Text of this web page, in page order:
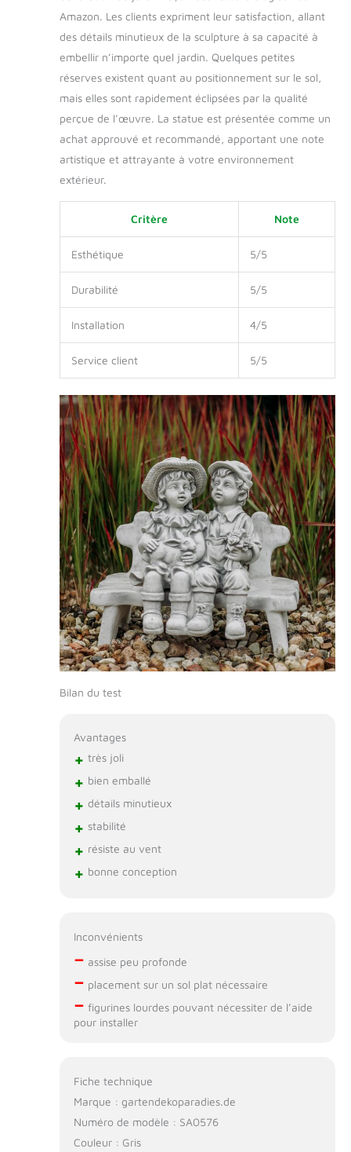
Amazon. Les clients expriment leur satisfaction, allant
des détails minutieux de la sculpture à sa capacité à
embellir n’importe quel jardin. Quelques petites
réserves existent quant au positionnement sur le sol,
mais elles sont rapidement éclipsées par la qualité
perçue de l’œuvre. La statue est présentée comme un
achat approuvé et recommandé, apportant une note
artistique et attrayante à votre environnement
extérieur.
Critère Note
Esthétique 5/5
Durabilité 5/5
Installation 4/5
Service client 5/5
Bilan du test
Avantages
+ très joli
+ bien emballé
+ détails minutieux
+ stabilité
+ résiste au vent
+ bonne conception
Inconvénients
– assise peu profonde
– placement sur un sol plat nécessaire
– figurines lourdes pouvant nécessiter de l’aide
pour installer
Fiche technique
Marque : gartendekoparadies.de
Numéro de modèle : SA0576
Couleur : Gris